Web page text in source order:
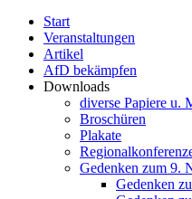
Start
Veranstaltungen
Artikel
AfD bekämpfen
Downloads
diverse Papiere u.
Broschüren
Plakate
Gedenken zum 9.
Gedenken